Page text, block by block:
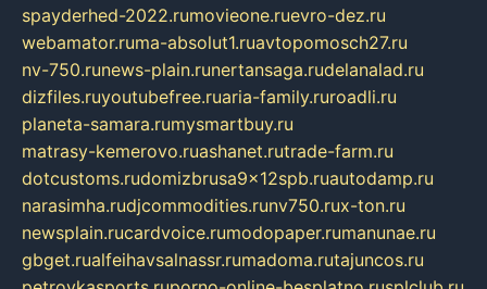
spayderhed-2022.rumovieone.ruevro-dez.ru
webamator.ruma-absolut1.ruavtopomosch27.ru
nv-750.runews-plain.runertansaga.rudelanalad.ru
dizfiles.ruyoutubefree.ruaria-family.ruroadli.ru
planeta-samara.rumysmartbuy.ru
matrasy-kemerovo.ruashanet.rutrade-farm.ru
dotcustoms.rudomizbrusa9x12spb.ruautodamp.ru
narasimha.rudjcommodities.runv750.rux-ton.ru
newsplain.rucardvoice.rumodopaper.rumanunae.ru
gbget.rualfeihavsalnassr.rumadoma.rutajuncos.ru